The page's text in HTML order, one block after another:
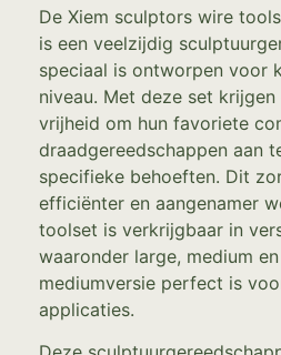
De Xiem sculptors wire
is een veelzijdig
speciaal is ontworpen voor
niveau. Met deze set
vrijheid om hun favoriete
draadgereedschappen aan
specifieke behoeften. Dit
efficiënter en aangenamer
toolset is verkrijgbaar in
waaronder large, medium
mediumversie perfect is
applicaties.